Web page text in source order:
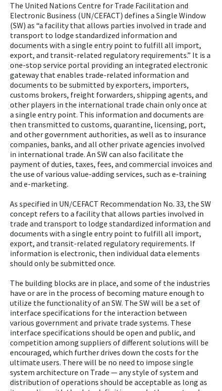
The United Nations Centre for Trade Facilitation and
Electronic Business (UN/CEFACT) defines a Single Window
(SW) as “a facility that allows parties involved in trade and
transport to lodge standardized information and
documents with a single entry point to fulfill all import,
export, and transit-related regulatory requirements.” It is a
one-stop service portal providing an integrated electronic
gateway that enables trade-related information and
documents to be submitted by exporters, importers,
customs brokers, freight forwarders, shipping agents, and
other players in the international trade chain only once at
a single entry point. This information and documents are
then transmitted to customs, quarantine, licensing, port,
and other government authorities, as well as to insurance
companies, banks, and all other private agencies involved
in international trade. An SW can also facilitate the
payment of duties, taxes, fees, and commercial invoices and
the use of various value-adding services, such as e-training
and e-marketing.
As specified in UN/CEFACT Recommendation No. 33, the SW
concept refers to a facility that allows parties involved in
trade and transport to lodge standardized information and
documents with a single entry point to fulfill all import,
export, and transit-related regulatory requirements. If
information is electronic, then individual data elements
should only be submitted once.
The building blocks are in place, and some of the industries
have or are in the process of becoming mature enough to
utilize the functionality of an SW. The SW will be a set of
interface specifications for the interaction between
various government and private trade systems. These
interface specifications should be open and public, and
competition among suppliers of different solutions will be
encouraged, which further drives down the costs for the
ultimate users. There will be no need to impose single
system architecture on Trade — any style of system and
distribution of operations should be acceptable as long as